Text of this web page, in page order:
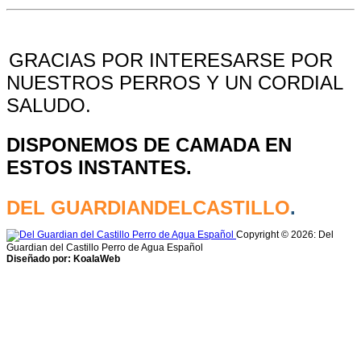
GRACIAS POR INTERESARSE POR
NUESTROS PERROS Y UN CORDIAL
SALUDO.
DISPONEMOS DE CAMADA EN
ESTOS INSTANTES.
DEL GUARDIANDELCASTILLO.
Copyright © 2026: Del
Guardian del Castillo Perro de Agua Español
Diseñado por: KoalaWeb